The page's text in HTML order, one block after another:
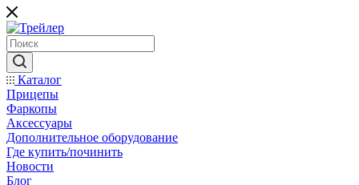
Каталог
Прицепы
Фаркопы
Аксессуары
Дополнительное оборудование
Где купить/починить
Новости
Блог